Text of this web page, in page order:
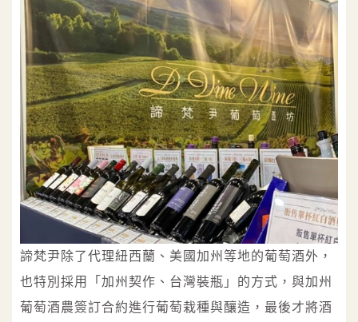
諦梵尹除了代理紐西蘭、美國加州等地的葡萄酒外，
也特別採用「加州契作、台灣裝瓶」的方式，與加州
葡萄酒農簽訂合約進行葡萄栽種與釀造，最後才將酒